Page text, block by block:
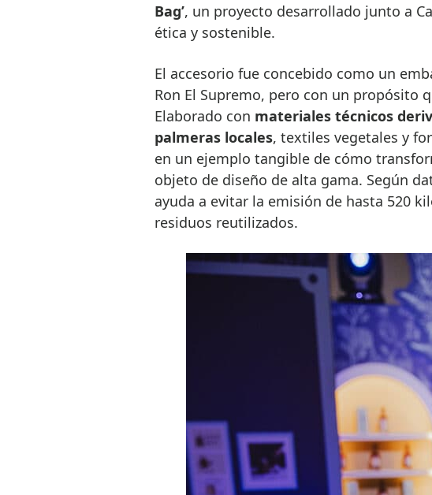
Bag’, un proyecto desarrollado junto a
ética y sostenible.
El accesorio fue concebido como un
Ron El Supremo, pero con un propósito
Elaborado con materiales técnicos
palmeras locales, textiles vegetales y
en un ejemplo tangible de cómo
objeto de diseño de alta gama. Según
ayuda a evitar la emisión de hasta 520
residuos reutilizados.